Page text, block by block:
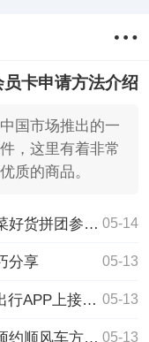
卡申请方法介绍
国市场推出的一
，这里有着非常
质的商品。
叮咚买菜好货拼团怎么参加 叮咚买菜好货拼团参加教程分享 05-14
分享 05-13
怎么在嘀嗒出行APP上接单 在嘀嗒出行APP上接单方法介绍 05-13
嘀嗒出行怎么预约顺风车 嘀嗒出行预约顺风车方法介绍 05-13